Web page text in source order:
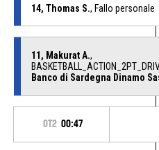
14, Thomas S., Fallo personale
11, Makurat A.,
Banco di Sardegna Dinamo
OT2 00:47